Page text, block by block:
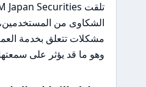
الشكاوى من
مشكلات تتعلق بخدمة
وهو ما قد يؤثر على